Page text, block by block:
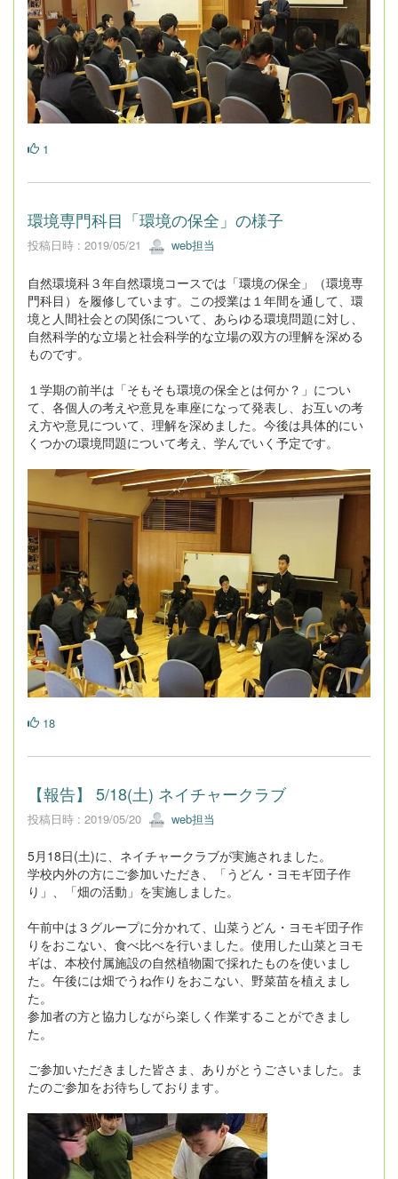
1
環境専門科目「環境の保全」の様子
投稿日時 : 2019/05/21 web担当
自然環境科３年自然環境コースでは「環境の保全」（環境専
門科目）を履修しています。この授業は１年間を通して、環
境と人間社会との関係について、あらゆる環境問題に対し、
自然科学的な立場と社会科学的な立場の双方の理解を深める
ものです。
１学期の前半は「そもそも環境の保全とは何か？」につい
て、各個人の考えや意見を車座になって発表し、お互いの考
え方や意見について、理解を深めました。今後は具体的にい
くつかの環境問題について考え、学んでいく予定です。
18
【報告】 5/18(土) ネイチャークラブ
投稿日時 : 2019/05/20 web担当
5月18日(土)に、ネイチャークラブが実施されました。
学校内外の方にご参加いただき、「うどん・ヨモギ団子作
り」、「畑の活動」を実施しました。
午前中は３グループに分かれて、山菜うどん・ヨモギ団子作
りをおこない、食べ比べを行いました。使用した山菜とヨモ
ギは、本校付属施設の自然植物園で採れたものを使いまし
た。午後には畑でうね作りをおこない、野菜苗を植えまし
た。
参加者の方と協力しながら楽しく作業することができまし
た。
ご参加いただきました皆さま、ありがとうごさいました。ま
たのご参加をお待ちしております。